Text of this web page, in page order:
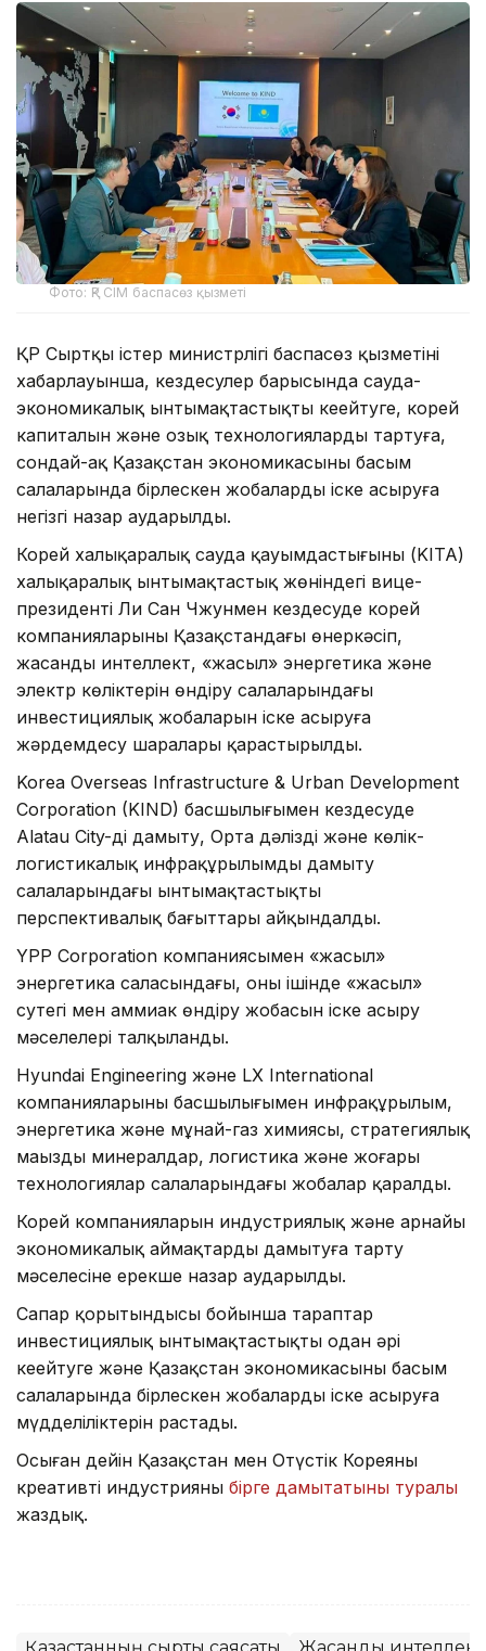
Фото: ҚР СІМ баспасөз қызметі
ҚР Сыртқы істер министрлігі баспасөз қызметінің
хабарлауынша, кездесулер барысында сауда-
экономикалық ынтымақтастықты кеңейтуге, корей
капиталын және озық технологияларды тартуға,
сондай-ақ Қазақстан экономикасының басым
салаларында бірлескен жобаларды іске асыруға
негізгі назар аударылды.
Корей халықаралық сауда қауымдастығының (KITA)
халықаралық ынтымақтастық жөніндегі вице-
президенті Ли Сан Чжунмен кездесуде корей
компанияларының Қазақстандағы өнеркәсіп,
жасанды интеллект, «жасыл» энергетика және
электр көліктерін өндіру салаларындағы
инвестициялық жобаларын іске асыруға
жәрдемдесу шаралары қарастырылды.
Korea Overseas Infrastructure & Urban Development
Corporation (KIND) басшылығымен кездесуде
Alatau City-ді дамыту, Орта дәлізді және көлік-
логистикалық инфрақұрылымды дамыту
салаларындағы ынтымақтастықтың
перспективалық бағыттары айқындалды.
YPP Corporation компаниясымен «жасыл»
энергетика саласындағы, оның ішінде «жасыл»
сутегі мен аммиак өндіру жобасын іске асыру
мәселелері талқыланды.
Hyundai Engineering және LX International
компанияларының басшылығымен инфрақұрылым,
энергетика және мұнай-газ химиясы, стратегиялық
маңызды минералдар, логистика және жоғары
технологиялар салаларындағы жобалар қаралды.
Корей компанияларын индустриялық және арнайы
экономикалық аймақтарды дамытуға тарту
мәселесіне ерекше назар аударылды.
Сапар қорытындысы бойынша тараптар
инвестициялық ынтымақтастықты одан әрі
кеңейтуге және Қазақстан экономикасының басым
салаларында бірлескен жобаларды іске асыруға
мүдделіліктерін растады.
Осыған дейін Қазақстан мен Оңтүстік Кореяның
креативті индустрияны бірге дамытатыны туралы
жаздық.